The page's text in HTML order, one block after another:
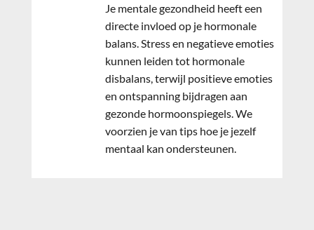
Je mentale gezondheid heeft een
directe invloed op je hormonale
balans. Stress en negatieve emoties
kunnen leiden tot hormonale
disbalans, terwijl positieve emoties
en ontspanning bijdragen aan
gezonde hormoonspiegels. We
voorzien je van tips hoe je jezelf
mentaal kan ondersteunen.